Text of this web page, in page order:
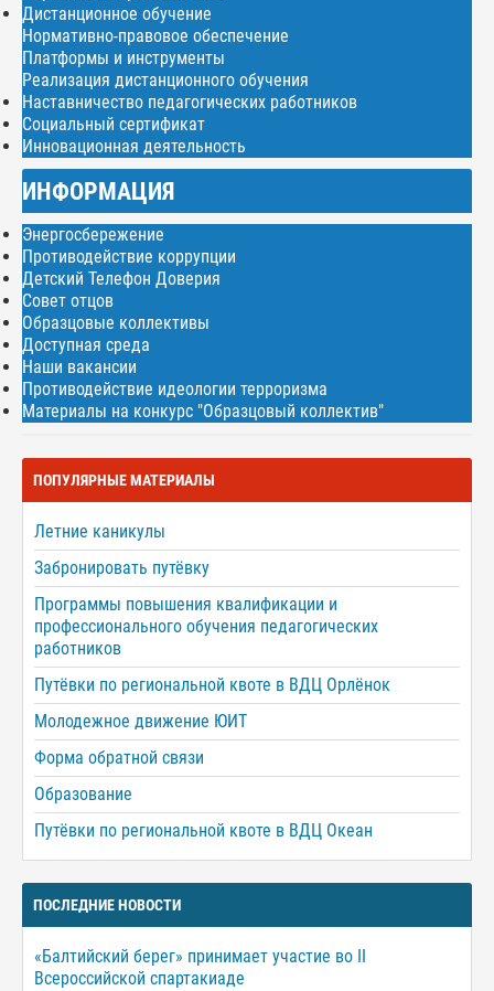
Дистанционное обучение
Нормативно-правовое обеспечение
Платформы и инструменты
Реализация дистанционного обучения
Наставничество педагогических работников
Социальный сертификат
Инновационная деятельность
ИНФОРМАЦИЯ
Энергосбережение
Противодействие коррупции
Детский Телефон Доверия
Совет отцов
Образцовые коллективы
Доступная среда
Наши вакансии
Противодействие идеологии терроризма
Материалы на конкурс "Образцовый коллектив"
ПОПУЛЯРНЫЕ МАТЕРИАЛЫ
Летние каникулы
Забронировать путёвку
Программы повышения квалификации и
профессионального обучения педагогических
работников
Путёвки по региональной квоте в ВДЦ Орлёнок
Молодежное движение ЮИТ
Форма обратной связи
Образование
Путёвки по региональной квоте в ВДЦ Океан
ПОСЛЕДНИЕ НОВОСТИ
«Балтийский берег» принимает участие во II
Всероссийской спартакиаде